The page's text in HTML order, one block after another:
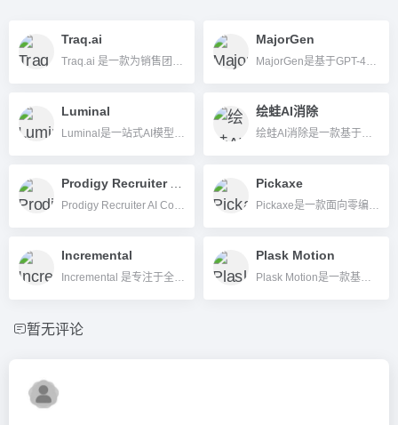
Traq.ai MajorGen
Luminal 绘蛙AI消除
Pickaxe
Incremental Plask Motion
暂无评论